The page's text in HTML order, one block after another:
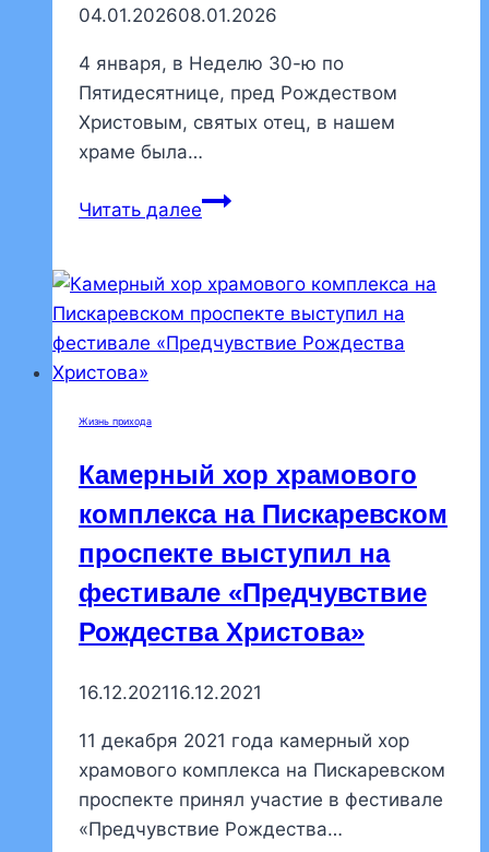
Христова»
04.01.202608.01.2026
4 января, в Неделю 30-ю по
Пятидесятнице, пред Рождеством
Христовым, святых отец, в нашем
храме была…
Читать далееВ
ю
по
Пятидесятнице,
святых
отец,
в
нашем
храме
были
совершены
Жизнь прихода
Камерный хор храмового
комплекса на Пискаревском
проспекте выступил на
фестивале «Предчувствие
Рождества Христова»
16.12.202116.12.2021
11 декабря 2021 года камерный хор
храмового комплекса на Пискаревском
проспекте принял участие в фестивале
«Предчувствие Рождества…